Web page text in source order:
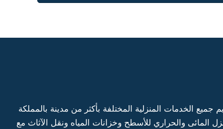
الخدمات المنزلية المختلفة بأكثر من مدينة بالمملكة
المائى والحراري للأسطح وخزانات المياه ونقل الآثاث مع